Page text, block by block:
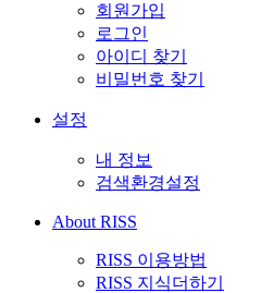
회원가입
로그인
아이디 찾기
비밀번호 찾기
설정
내 정보
검색환경설정
About RISS
RISS 이용방법
RISS 지식더하기